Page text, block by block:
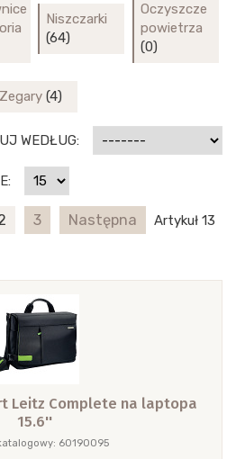
Niszczarki
(64)
Oczyszcze
powietrza
(0)
Zegary(4)
WEDŁUG:
3 Następna
Artykuł 13
Leitz Complete na laptopa
15.6''
60190095